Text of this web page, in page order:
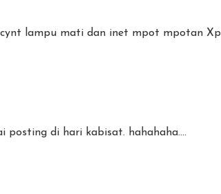
lampu mati dan inet mpot mpotan Xp
posting di hari kabisat. hahahaha....